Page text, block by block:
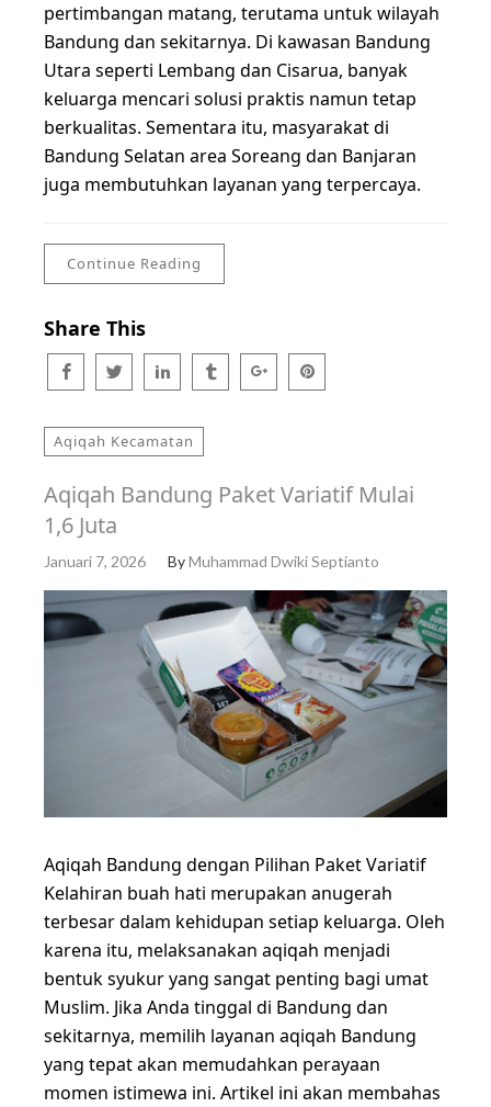
pertimbangan matang, terutama untuk wilayah
Bandung dan sekitarnya. Di kawasan Bandung
Utara seperti Lembang dan Cisarua, banyak
keluarga mencari solusi praktis namun tetap
berkualitas. Sementara itu, masyarakat di
Bandung Selatan area Soreang dan Banjaran
juga membutuhkan layanan yang terpercaya.
Continue Reading
Share This
Aqiqah Kecamatan
Aqiqah Bandung Paket Variatif Mulai
1,6 Juta
Januari 7, 2026 ByMuhammad Dwiki Septianto
Aqiqah Bandung dengan Pilihan Paket Variatif
Kelahiran buah hati merupakan anugerah
terbesar dalam kehidupan setiap keluarga. Oleh
karena itu, melaksanakan aqiqah menjadi
bentuk syukur yang sangat penting bagi umat
Muslim. Jika Anda tinggal di Bandung dan
sekitarnya, memilih layanan aqiqah Bandung
yang tepat akan memudahkan perayaan
momen istimewa ini. Artikel ini akan membahas